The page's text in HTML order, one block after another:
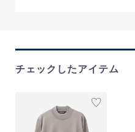
チェックしたアイテム